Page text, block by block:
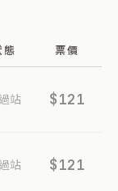
態 票價
站 $121
站 $121